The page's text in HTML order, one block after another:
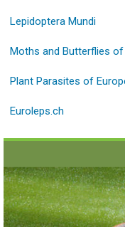
Lepidoptera Mundi
Moths and Butterflies
Plant Parasites of
Euroleps.ch